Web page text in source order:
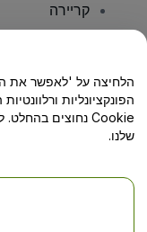
קריירה
מרכז העזרה/
הפונקציונליות
Cookie נחוצים בהחלט. למידע נוסף, ניתן לעיין
שלנו.